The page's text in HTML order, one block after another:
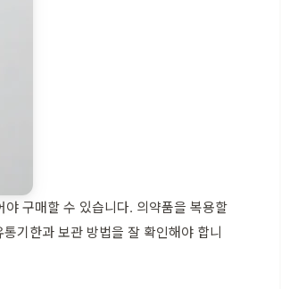
구매할 수 있습니다. 의약품을 복용할
기한과 보관 방법을 잘 확인해야 합니